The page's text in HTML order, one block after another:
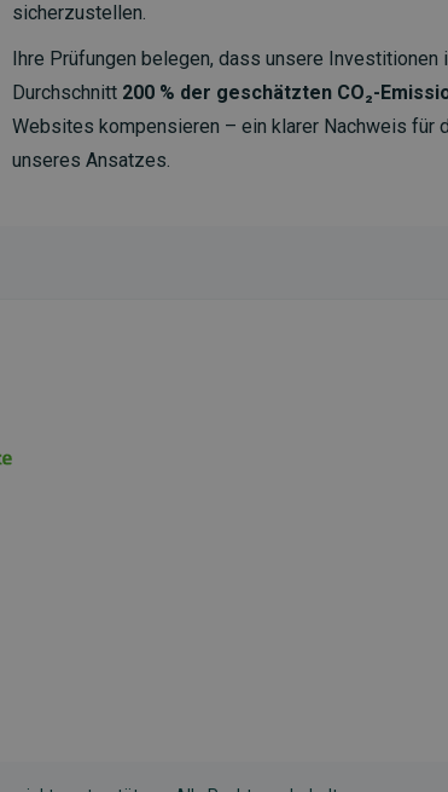
sicherzustellen.
Ihre Prüfungen belegen, dass unsere Investitionen
Durchschnitt 200 % der geschätzten CO₂-
Websites kompensieren – ein klarer Nachweis für
unseres Ansatzes.